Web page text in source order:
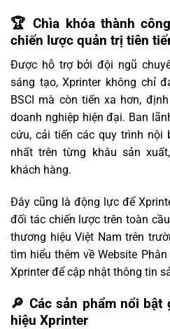
🏆 Chìa khóa thành
chiến lược quản trị tiên
Được hỗ trợ bởi đội ngũ
sáng tạo, Xprinter không chỉ
BSCI mà còn tiến xa hơn,
doanh nghiệp hiện đại. Ban
cứu, cải tiến các quy trình nội
nhất trên từng khâu sản
khách hàng.
Đây cũng là động lực để
đối tác chiến lược trên toàn
thương hiệu Việt Nam trên
tìm hiểu thêm vềWebsite
Xprinterđể cập nhật thông tin
🔎 Các sản phẩm nổi
hiệu Xprinter